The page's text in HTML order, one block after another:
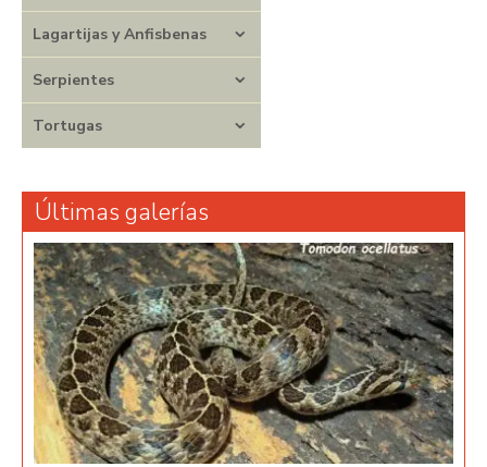
Lagartijas y Anfisbenas
Serpientes
Tortugas
Últimas galerías